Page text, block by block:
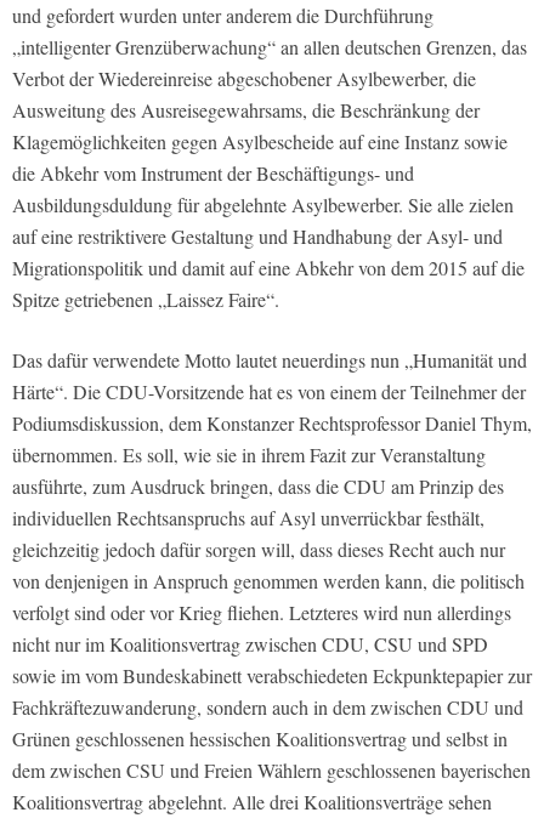
und gefordert wurden unter anderem die Durchführung
„intelligenter Grenzüberwachung“ an allen deutschen Grenzen, das
Verbot der Wiedereinreise abgeschobener Asylbewerber, die
Ausweitung des Ausreisegewahrsams, die Beschränkung der
Klagemöglichkeiten gegen Asylbescheide auf eine Instanz sowie
die Abkehr vom Instrument der Beschäftigungs- und
Ausbildungsduldung für abgelehnte Asylbewerber. Sie alle zielen
auf eine restriktivere Gestaltung und Handhabung der Asyl- und
Migrationspolitik und damit auf eine Abkehr von dem 2015 auf die
Spitze getriebenen „Laissez Faire“.
Das dafür verwendete Motto lautet neuerdings nun „Humanität und
Härte“. Die CDU-Vorsitzende hat es von einem der Teilnehmer der
Podiumsdiskussion, dem Konstanzer Rechtsprofessor Daniel Thym,
übernommen. Es soll, wie sie in ihrem Fazit zur Veranstaltung
ausführte, zum Ausdruck bringen, dass die CDU am Prinzip des
individuellen Rechtsanspruchs auf Asyl unverrückbar festhält,
gleichzeitig jedoch dafür sorgen will, dass dieses Recht auch nur
von denjenigen in Anspruch genommen werden kann, die politisch
verfolgt sind oder vor Krieg fliehen. Letzteres wird nun allerdings
nicht nur im Koalitionsvertrag zwischen CDU, CSU und SPD
sowie im vom Bundeskabinett verabschiedeten Eckpunktepapier zur
Fachkräftezuwanderung, sondern auch in dem zwischen CDU und
Grünen geschlossenen hessischen Koalitionsvertrag und selbst in
dem zwischen CSU und Freien Wählern geschlossenen bayerischen
Koalitionsvertrag abgelehnt. Alle drei Koalitionsverträge sehen